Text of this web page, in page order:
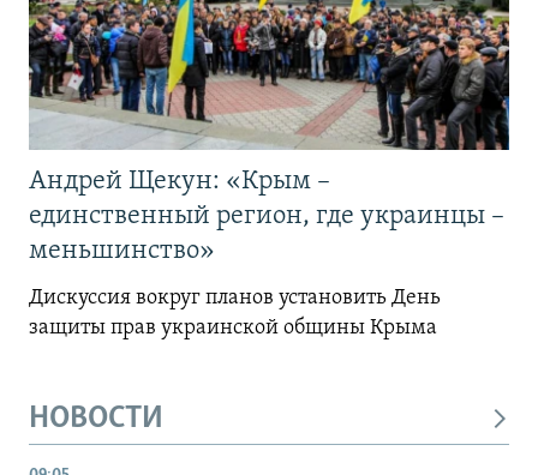
Андрей Щекун: «Крым –
единственный регион, где украинцы –
меньшинство»
Дискуссия вокруг планов установить День
защиты прав украинской общины Крыма
НОВОСТИ